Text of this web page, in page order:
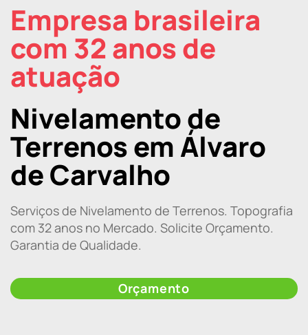
Empresa brasileira
com 32 anos de
atuação
Nivelamento de
Terrenos em Álvaro
de Carvalho
Serviços de Nivelamento de Terrenos. Topografia
com 32 anos no Mercado. Solicite Orçamento.
Garantia de Qualidade.
Orçamento